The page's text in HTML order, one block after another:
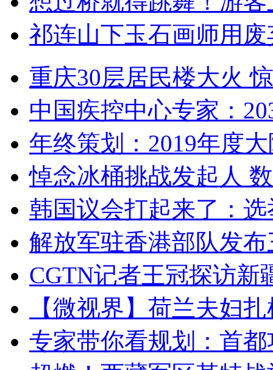
祁连山下玉石画师用
重庆30层居民楼大火
中国疾控中心专家：
年终策划：2019年度
悼念冰桶挑战发起人
韩国议会打起来了：
解放军驻香港部队发
CGTN记者王冠探访新
【微视界】荷兰夫妇
专家带你看规划：首